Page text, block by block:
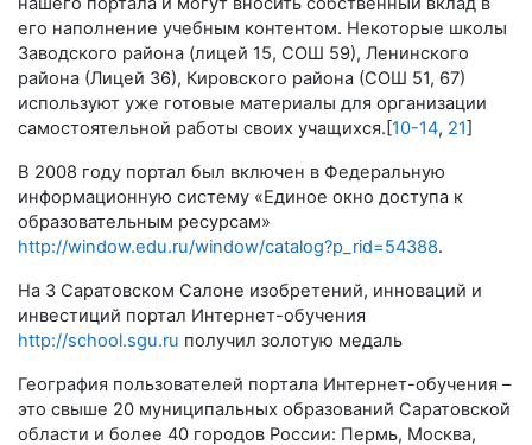
его наполнение учебным контентом. Некоторые школы
Заводского района (лицей 15, СОШ 59), Ленинского
района (Лицей 36), Кировского района (СОШ 51, 67)
используют уже готовые материалы для организации
самостоятельной работы своих учащихся.[ 10-14, 21
В 2008 году портал был включен в Федеральную
информационную систему «Единое окно доступа к
образовательным ресурсам»
http://window.edu.ru/window/catalog?p_rid=54388.
На 3 Саратовском Салоне изобретений, инноваций и
инвестиций портал Интернет-обучения
http://school.sgu.ru получил золотую медаль
География пользователей портала Интернет-обучения –
это свыше 20 муниципальных образований Саратовской
области и более 40 городов России: Пермь, Москва,